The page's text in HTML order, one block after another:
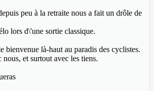
peu à la retraite nous a fait un drôle de
lors d\'une sortie classique.
bienvenue là-haut au paradis des cyclistes.
et surtout avec les tiens.